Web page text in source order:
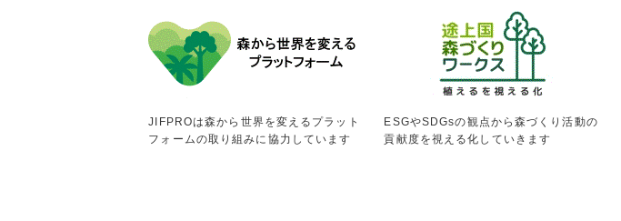
JIFPROは森から世界を変えるプラット
フォームの取り組みに協力しています
ESGやSDGsの観点から森づくり活動の
貢献度を視える化していきます